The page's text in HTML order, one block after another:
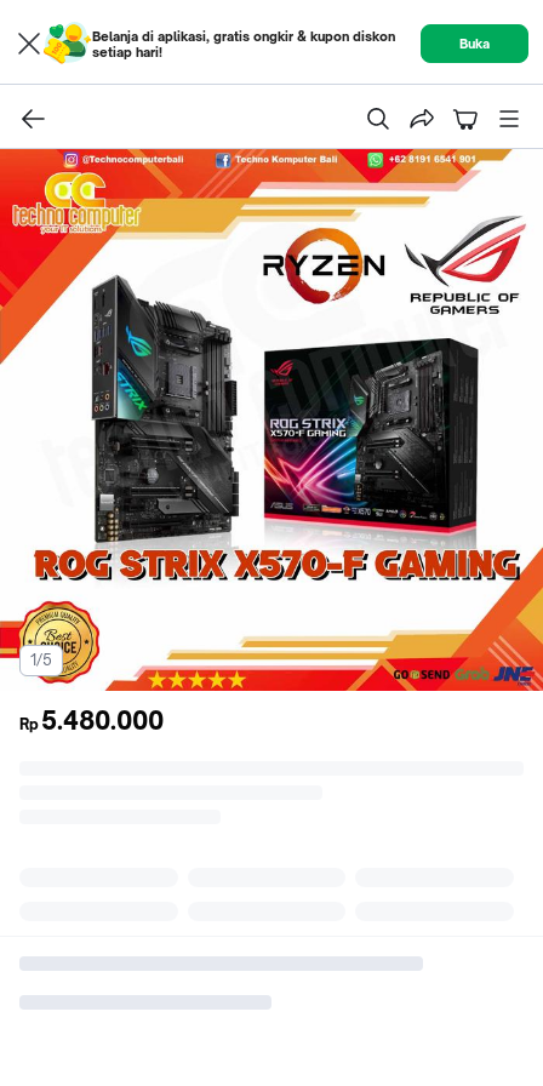
Belanja di aplikasi, gratis ongkir & kupon diskon
setiap hari!
Buka
1/5
Rp 5.480.000